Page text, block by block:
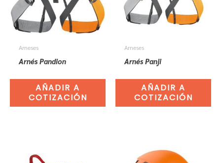
Arneses
Arnés Pandion
AÑADIR A
COTIZACIÓN
Arneses
Arnés Panji
AÑADIR A
COTIZACIÓN